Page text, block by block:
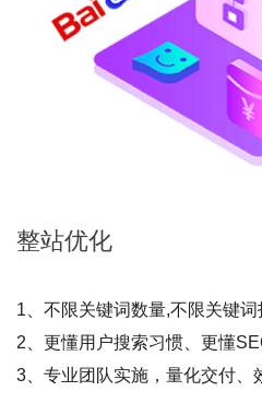
整站优化
1、不限关键词数量,不限关键
2、更懂用户搜索习惯、更懂
3、专业团队实施，量化交付、